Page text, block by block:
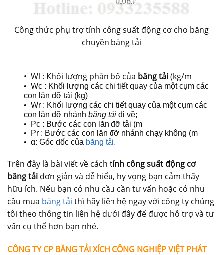
Công thức phụ trợ tính công suất động cơ cho băng
chuyền băng tải
•Wl : Khối lượng phân bố của băng tải(kg/m
•Wc : Khối l ượng các chi tiết quay của một cụm các
con lăn đỡtải (kg)
•Wr : Khối l ượng các chi tiết quay của một cụm các
con lăn đỡ nhánhbăng tải đi về;
•
Pc : Bước các con lăn đỡtải (m
•
Pr : Bước các con lăn đỡ nhánh chạy không (m
• α: Gócdốc của băng tải.
Trên đây là bài viết về cách tính công suất động cơ
băng tải đơn giản và dễ hiểu, hy vọng bạn cảm thấy
hữu ích. Nếu bạn có nhu cầu cần tư vấn hoặc có nhu
cầu mua băng tải thì hãy liên hệ ngay với công ty chúng
tôi theo thông tin liên hệ dưới đây để được hỗ trợ và tư
vấn cụ thể hơn bạn nhé.
CÔNG TY CP BĂNG TẢI XÍCH CÔNG NGHIỆP VIỆT PHÁT